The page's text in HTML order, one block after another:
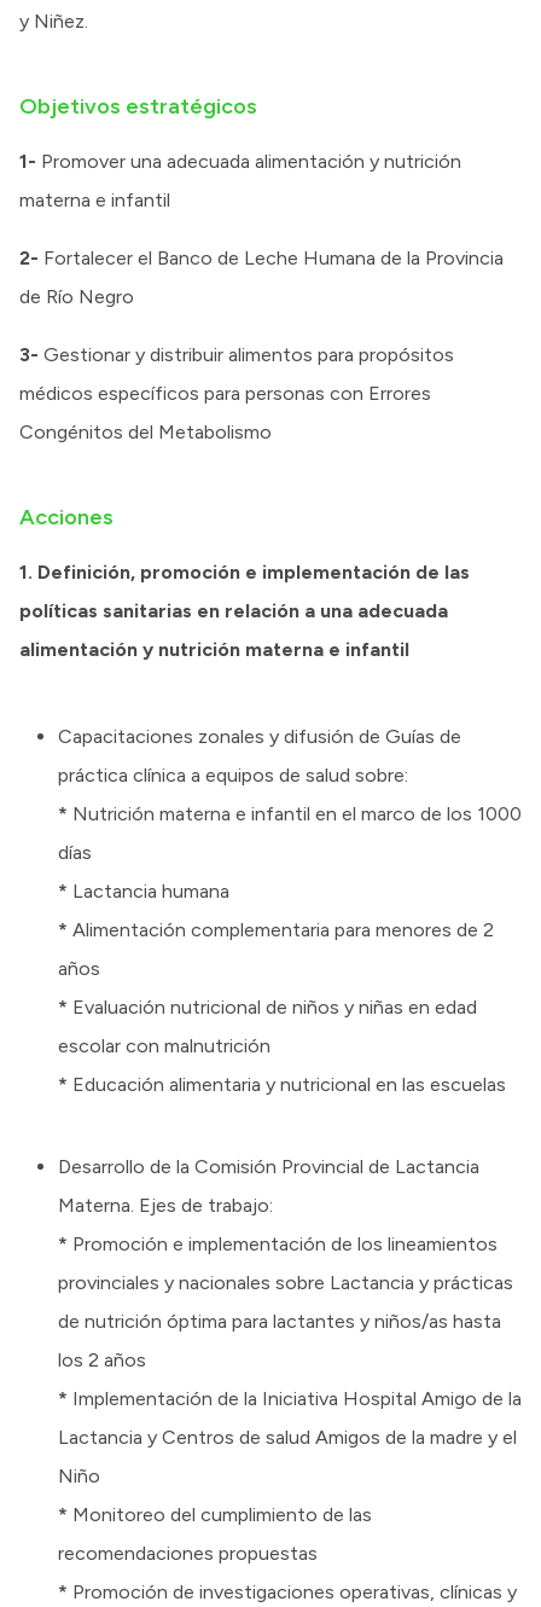
y Niñez.
Objetivos estratégicos
1- Promover una adecuada alimentación y nutrición
materna e infantil
2- Fortalecer el Banco de Leche Humana de la Provincia
de Río Negro
3- Gestionar y distribuir alimentos para propósitos
médicos específicos para personas con Errores
Congénitos del Metabolismo
Acciones
1. Definición, promoción e implementación de las
políticas sanitarias en relación a una adecuada
alimentación y nutrición materna e infantil
Capacitaciones zonales y difusión de Guías de
práctica clínica a equipos de salud sobre:
* Nutrición materna e infantil en el marco de los 1000
días
* Lactancia humana
* Alimentación complementaria para menores de 2
años
* Evaluación nutricional de niños y niñas en edad
escolar con malnutrición
* Educación alimentaria y nutricional en las escuelas
Desarrollo de la Comisión Provincial de Lactancia
Materna. Ejes de trabajo:
* Promoción e implementación de los lineamientos
provinciales y nacionales sobre Lactancia y prácticas
de nutrición óptima para lactantes y niños/as hasta
los 2 años
* Implementación de la Iniciativa Hospital Amigo de la
Lactancia y Centros de salud Amigos de la madre y el
Niño
* Monitoreo del cumplimiento de las
recomendaciones propuestas
* Promoción de investigaciones operativas, clínicas y